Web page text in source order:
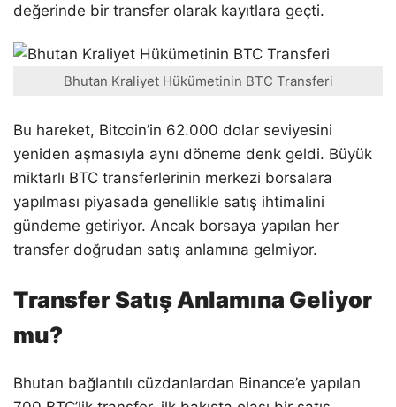
değerinde bir transfer olarak kayıtlara geçti.
Bhutan Kraliyet Hükümetinin BTC Transferi
Bu hareket, Bitcoin’in 62.000 dolar seviyesini
yeniden aşmasıyla aynı döneme denk geldi. Büyük
miktarlı BTC transferlerinin merkezi borsalara
yapılması piyasada genellikle satış ihtimalini
gündeme getiriyor. Ancak borsaya yapılan her
transfer doğrudan satış anlamına gelmiyor.
Transfer Satış Anlamına Geliyor
mu?
Bhutan bağlantılı cüzdanlardan Binance’e yapılan